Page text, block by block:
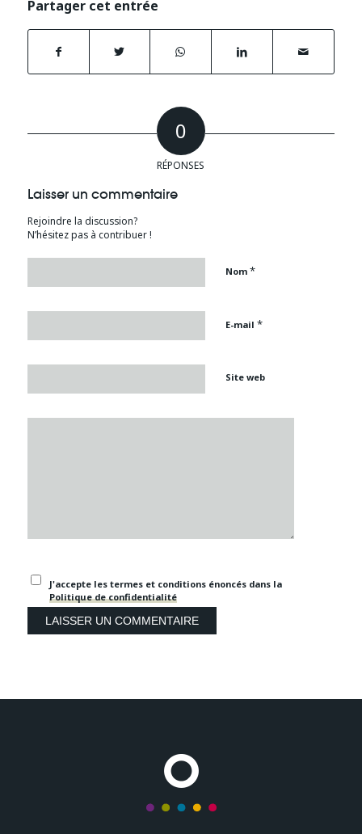
Partager cet entrée
0
RÉPONSES
Laisser un commentaire
Rejoindre la discussion?
N’hésitez pas à contribuer !
Nom *
E-mail *
Site web
J'accepte les termes et conditions énoncés dans la
Politique de confidentialité